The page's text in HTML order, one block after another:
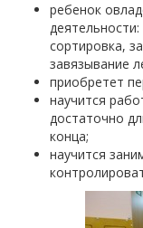
ребенок
сортировка,
завязывание
приобретет
научится
достаточно
конца;
научится